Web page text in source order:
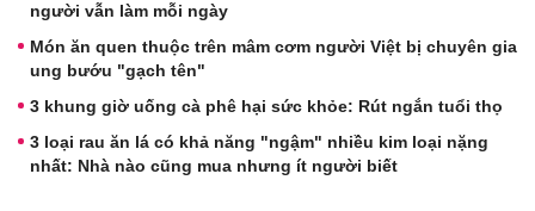
người vẫn làm mỗi ngày
Món ăn quen thuộc trên mâm cơm người Việt bị chuyên gia
ung bướu "gạch tên"
3 khung giờ uống cà phê hại sức khỏe: Rút ngắn tuổi thọ
3 loại rau ăn lá có khả năng "ngậm" nhiều kim loại nặng
nhất: Nhà nào cũng mua nhưng ít người biết